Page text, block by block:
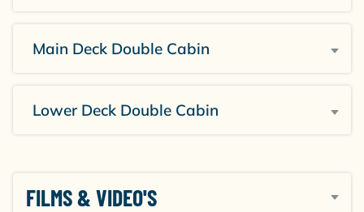
Main Deck Double Cabin
Lower Deck Double Cabin
FILMS & VIDEO'S